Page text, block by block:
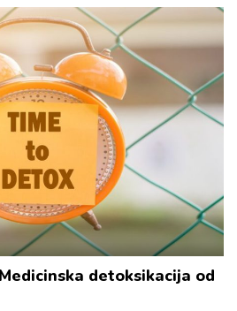
detoksikacija od